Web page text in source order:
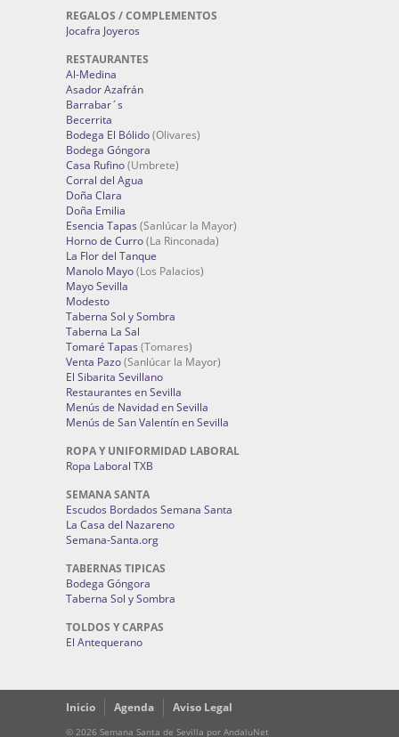
REGALOS / COMPLEMENTOS
Jocafra Joyeros
RESTAURANTES
Al-Medina
Asador Azafrán
Barrabar´s
Becerrita
Bodega El Bólido(Olivares)
Bodega Góngora
Casa Rufino(Umbrete)
Corral del Agua
Doña Clara
Doña Emilia
Esencia Tapas (Sanlúcar la Mayor)
Horno de Curro(La Rinconada)
La Flor del Tanque
Manolo Mayo(Los Palacios)
Mayo Sevilla
Modesto
Taberna Sol y Sombra
Taberna La Sal
Tomaré Tapas (Tomares)
Venta Pazo(Sanlúcar la Mayor)
El Sibarita Sevillano
Restaurantes en Sevilla
Menús de Navidad en Sevilla
Menús de San Valentín en Sevilla
ROPA Y UNIFORMIDAD LABORAL
Ropa Laboral TXB
SEMANA SANTA
Escudos Bordados Semana Santa
La Casa del Nazareno
Semana-Santa.org
TABERNAS TIPICAS
Bodega Góngora
Taberna Sol y Sombra
TOLDOS Y CARPAS
El Antequerano
Inicio Agenda Aviso Legal
© 2026 Semana Santa de Sevilla por AndaluNet